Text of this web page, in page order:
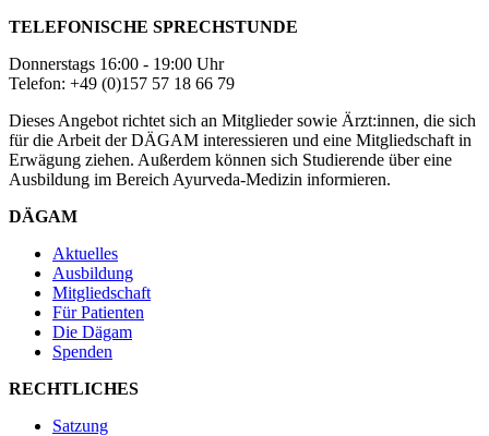
TELEFONISCHE SPRECHSTUNDE
Donnerstags 16:00 - 19:00 Uhr
Telefon: +49 (0)157 57 18 66 79
Dieses Angebot richtet sich an Mitglieder sowie Ärzt:innen, die sich
für die Arbeit der DÄGAM interessieren und eine Mitgliedschaft in
Erwägung ziehen. Außerdem können sich Studierende über eine
Ausbildung im Bereich Ayurveda-Medizin informieren.
DÄGAM
Aktuelles
Ausbildung
Mitgliedschaft
Für Patienten
Die Dägam
Spenden
RECHTLICHES
Satzung